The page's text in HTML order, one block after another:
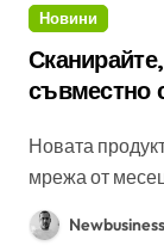
Новини
съвместно
на Brother
Новата продуктова линия стартира в търговската
мрежа от